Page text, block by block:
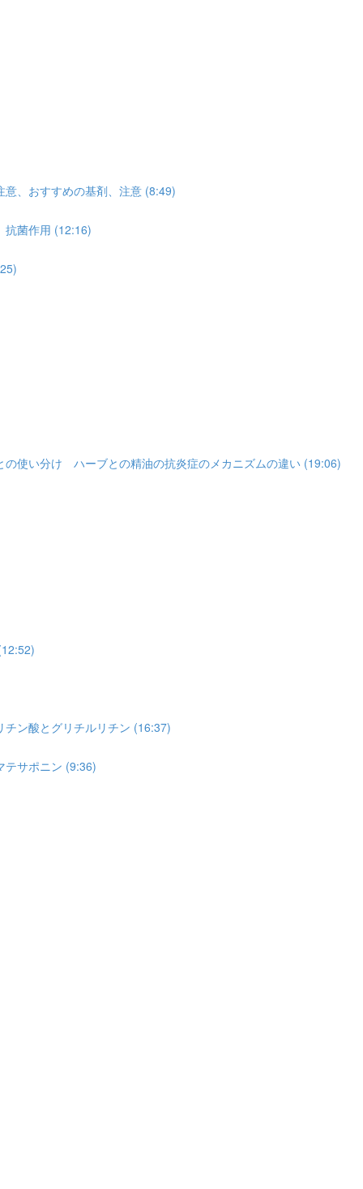
、おすすめの基剤、注意 (8:49)
菌作用 (12:16)
い分け ハーブとの精油の抗炎症のメカニズムの違い (19:06)
ン酸とグリチルリチン (16:37)
サポニン (9:36)